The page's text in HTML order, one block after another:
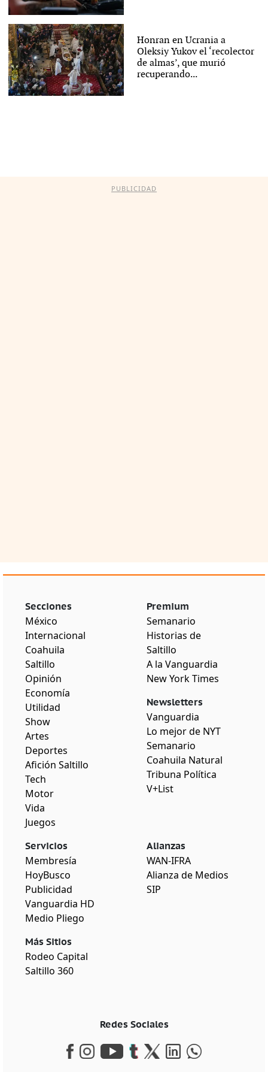
Honran en Ucrania a
Oleksiy Yukov el ‘recolector
de almas’, que murió
recuperando...
PUBLICIDAD
Secciones
México
Internacional
Coahuila
Saltillo
Opinión
Economía
Utilidad
Show
Artes
Deportes
Afición Saltillo
Tech
Motor
Vida
Juegos
Premium
Semanario
Historias de
Saltillo
A la Vanguardia
New York Times
Newsletters
Vanguardia
Lo mejor de NYT
Semanario
Coahuila Natural
Tribuna Política
V+List
Servicios
Membresía
HoyBusco
Publicidad
Vanguardia HD
Medio Pliego
Más Sitios
Rodeo Capital
Saltillo 360
Alianzas
WAN-IFRA
Alianza de Medios
SIP
Redes Sociales